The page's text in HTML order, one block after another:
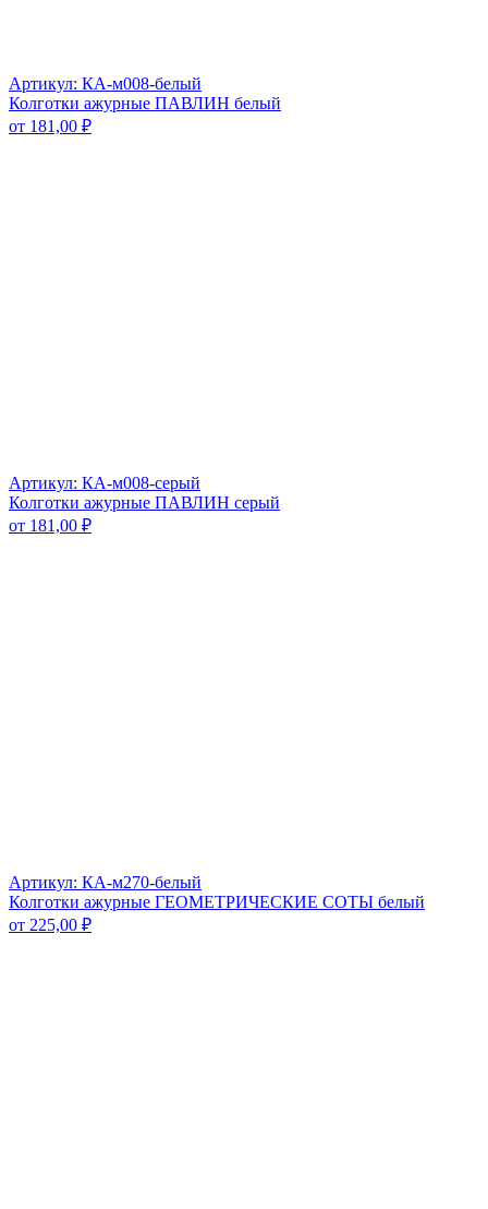
Артикул: КА-м008-белый
Колготки ажурные ПАВЛИН белый
от 181,00 ₽
Артикул: КА-м008-серый
Колготки ажурные ПАВЛИН серый
от 181,00 ₽
Артикул: КА-м270-белый
Колготки ажурные ГЕОМЕТРИЧЕСКИЕ СОТЫ белый
от 225,00 ₽